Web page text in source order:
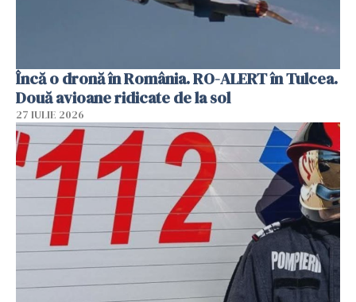
Încă o dronă în România. RO-ALERT în Tulcea.
Două avioane ridicate de la sol
27 IULIE 2026